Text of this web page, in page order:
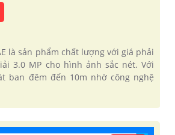
là sản phẩm chất lượng với giá phải
3.0 MP cho hình ảnh sắc nét. Với
ban đêm đến 10m nhờ công nghệ